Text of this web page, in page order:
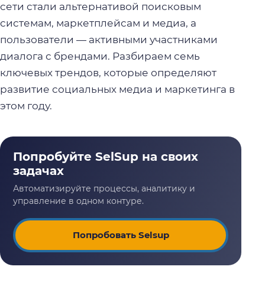
сети стали альтернативой поисковым
системам, маркетплейсам и медиа, а
пользователи — активными участниками
диалога с брендами. Разбираем семь
ключевых трендов, которые определяют
развитие социальных медиа и маркетинга в
этом году.
Попробовать Selsup